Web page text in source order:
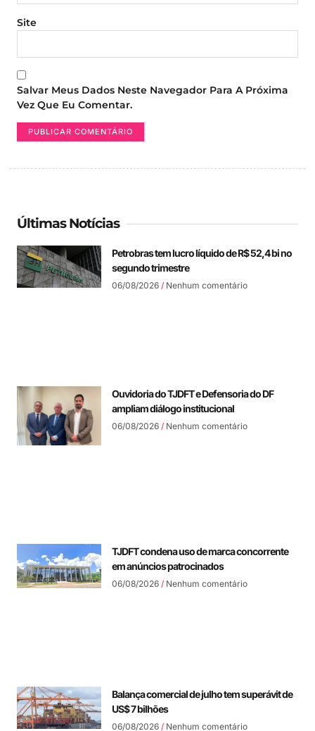
Site
Salvar Meus Dados Neste Navegador Para A Próxima
Vez Que Eu Comentar.
Últimas Notícias
Petrobras tem lucro líquido de R$ 52,4 bi no
segundo trimestre
06/08/2026 Nenhum comentário
Ouvidoria do TJDFT e Defensoria do DF
ampliam diálogo institucional
06/08/2026 Nenhum comentário
TJDFT condena uso de marca concorrente
em anúncios patrocinados
06/08/2026 Nenhum comentário
Balança comercial de julho tem superávit de
US$ 7 bilhões
06/08/2026 Nenhum comentário